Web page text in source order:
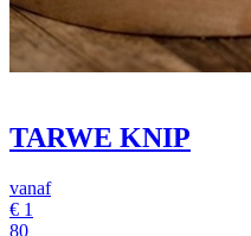
TARWE KNIP
vanaf
€ 1
80